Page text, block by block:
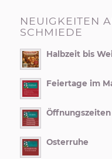
NEUIGKEITEN
SCHMIEDE
Halbzeit bis
Feiertage im
Öffnungszeiten
Osterruhe